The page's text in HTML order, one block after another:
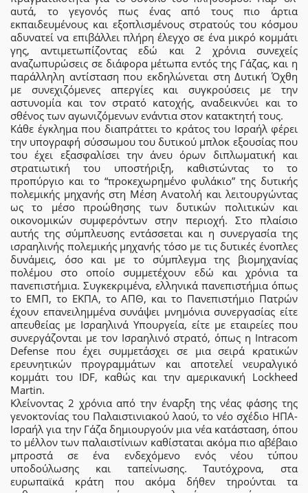
αυτά, το γεγονός πως ένας από τους πιο άρτια
εκπαιδευμένους και εξοπλισμένους στρατούς του κόσμου
αδυνατεί να επιβάλλει πλήρη έλεγχο σε ένα μικρό κομμάτι
γης, αντιμετωπίζοντας εδώ και 2 χρόνια συνεχείς
αναζωπυρώσεις σε διάφορα μέτωπα εντός της Γάζας, και η
παράλληλη αντίσταση που εκδηλώνεται στη Δυτική Όχθη
με συνεχιζόμενες απεργίες και συγκρούσεις με την
αστυνομία και τον στρατό κατοχής, αναδεικνύει και το
σθένος των αγωνιζόμενων ενάντια στον κατακτητή τους.
Κάθε έγκλημα που διαπράττει το κράτος του Ισραήλ φέρει
την υπογραφή σύσσωμου του δυτικού μπλοκ εξουσίας που
του έχει εξασφαλίσει την άνευ όρων διπλωματική και
στρατιωτική του υποστήριξη, καθιστώντας το το
προπύργιο και το “προκεχωρημένο φυλάκιο” της δυτικής
πολεμικής μηχανής στη Μέση Ανατολή και λειτουργώντας
ως το μέσο προώθησης των δυτικών πολιτικών και
οικονομικών συμφερόντων στην περιοχή. Στο πλαίσιο
αυτής της σύμπλευσης εντάσσεται και η συνεργασία της
ισραηλινής πολεμικής μηχανής τόσο με τις δυτικές ένοπλες
δυνάμεις, όσο και με το σύμπλεγμα της βιομηχανίας
πολέμου στο οποίο συμμετέχουν εδώ και χρόνια τα
πανεπιστήμια. Συγκεκριμένα, ελληνικά πανεπιστήμια όπως
το ΕΜΠ, το ΕΚΠΑ, το ΑΠΘ, και το Πανεπιστήμιο Πατρών
έχουν επανειλημμένα συνάψει μνημόνια συνεργασίας είτε
απευθείας με Ισραηλινά Υπουργεία, είτε με εταιρείες που
συνεργάζονται με τον Ισραηλινό στρατό, όπως η Intracom
Defense που έχει συμμετάσχει σε μια σειρά κρατικών
ερευνητικών προγραμμάτων και αποτελεί νευραλγικό
κομμάτι του IDF, καθώς και την αμερικανική Lockheed
Martin.
Κλείνοντας 2 χρόνια από την έναρξη της νέας φάσης της
γενοκτονίας του Παλαιστινιακού λαού, το νέο σχέδιο ΗΠΑ-
Ισραήλ για την Γάζα δημιουργούν μια νέα κατάσταση, όπου
το μέλλον των παλαιστίνιων καθίσταται ακόμα πιο αβέβαιο
μπροστά σε ένα ενδεχόμενο ενός νέου τύπου
υποδούλωσης και ταπείνωσης. Ταυτόχρονα, στα
ευρωπαϊκά κράτη που ακόμα δήθεν τηρούνται τα